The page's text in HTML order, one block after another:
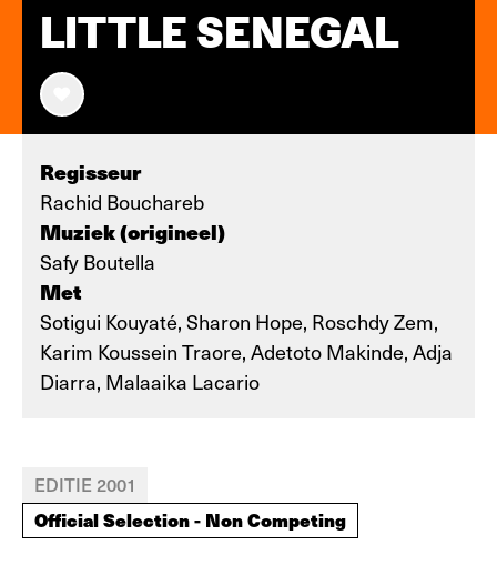
LITTLE SENEGAL
Regisseur
Rachid Bouchareb
Muziek (origineel)
Safy Boutella
Met
Sotigui Kouyaté, Sharon Hope, Roschdy Zem,
Karim Koussein Traore, Adetoto Makinde, Adja
Diarra, Malaaika Lacario
EDITIE 2001
Official Selection - Non Competing